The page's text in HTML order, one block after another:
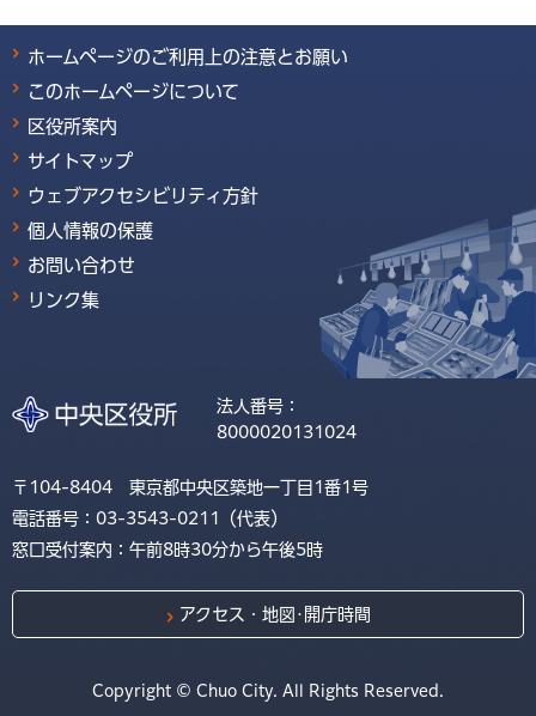
ホームページのご利用上の注意とお願い
このホームページについて
区役所案内
サイトマップ
ウェブアクセシビリティ方針
個人情報の保護
お問い合わせ
リンク集
法人番号：
8000020131024
〒104-8404 東京都中央区築地一丁目1番1号
電話番号：03-3543-0211（代表）
窓口受付案内：午前8時30分から午後5時
アクセス・地図･開庁時間
Copyright © Chuo City. All Rights Reserved.